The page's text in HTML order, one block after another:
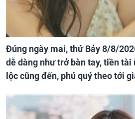
Đúng ngày mai, thứ Bảy 8/8/
dễ dàng như trở bàn tay, tiền tài
lộc cũng đến, phú quý theo tới